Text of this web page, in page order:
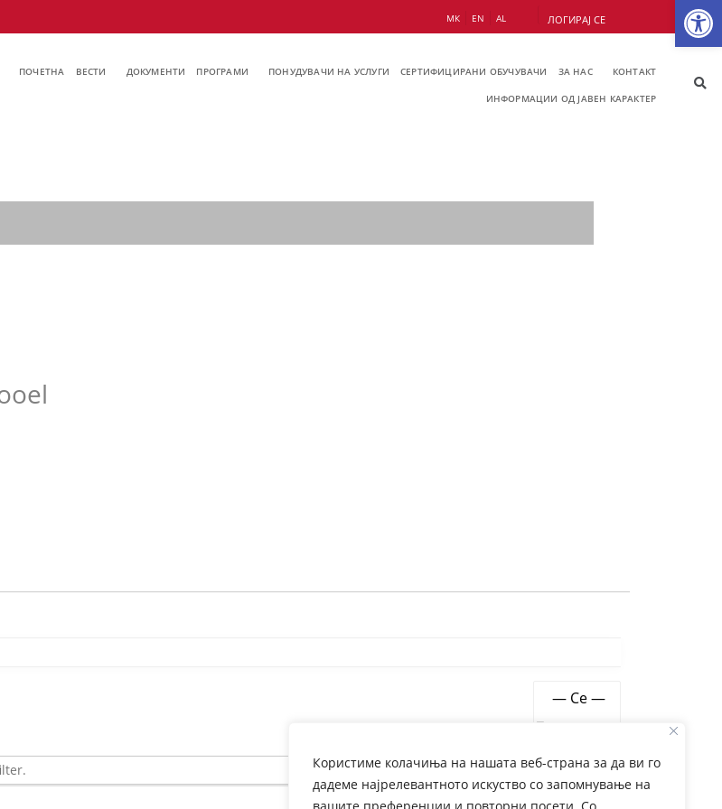
Користиме колачиња на нашата веб-страна за да ви го
дадеме најрелевантното искуство со запомнување на
МК EN AL ЛОГИРАЈ СЕ
ПОЧЕТНА ВЕСТИ ДОКУМЕНТИ ПРОГРАМИ ПОНУДУВАЧИ НА УСЛУГИ СЕРТИФИЦИРАНИ ОБУЧУВАЧИ ЗА НАС КОНТАКТ
ИНФОРМАЦИИ ОД ЈАВЕН КАРАКТЕР
Show: